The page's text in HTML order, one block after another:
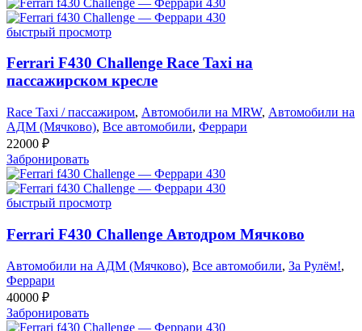
быстрый просмотр
Ferrari F430 Challenge Race Taxi на
пассажирском кресле
Race Taxi / пассажиром, Автомобили на MRW, Автомобили на
АДМ (Мячково), Все автомобили, Феррари
22000 ₽
Забронировать
быстрый просмотр
Ferrari F430 Challenge Автодром Мячково
Автомобили на АДМ (Мячково), Все автомобили, За Рулём!,
Феррари
40000 ₽
Забронировать